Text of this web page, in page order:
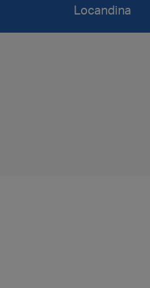
Locandina